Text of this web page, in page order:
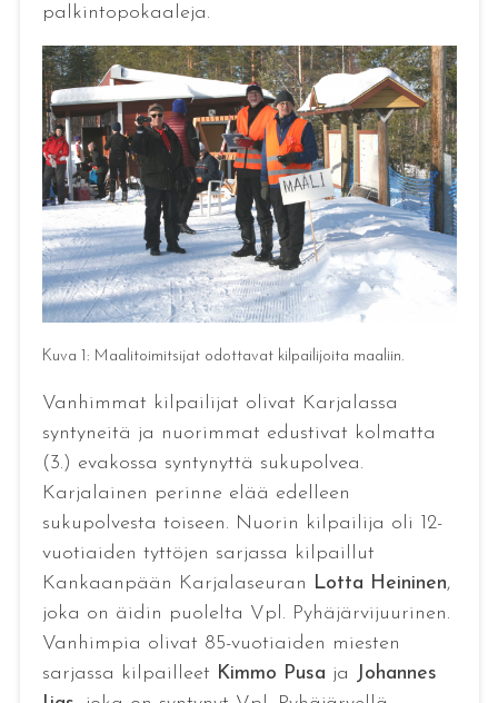
palkintopokaaleja.
Kuva 1: Maalitoimitsijat odottavat kilpailijoita maaliin.
Vanhimmat kilpailijat olivat Karjalassa
syntyneitä ja nuorimmat edustivat kolmatta
(3.) evakossa syntynyttä sukupolvea.
Karjalainen perinne elää edelleen
sukupolvesta toiseen. Nuorin kilpailija oli 12-
vuotiaiden tyttöjen sarjassa kilpaillut
Kankaanpään Karjalaseuran Lotta Heininen,
joka on äidin puolelta Vpl. Pyhäjärvijuurinen.
Vanhimpia olivat 85-vuotiaiden miesten
sarjassa kilpailleet Kimmo Pusa ja Johannes